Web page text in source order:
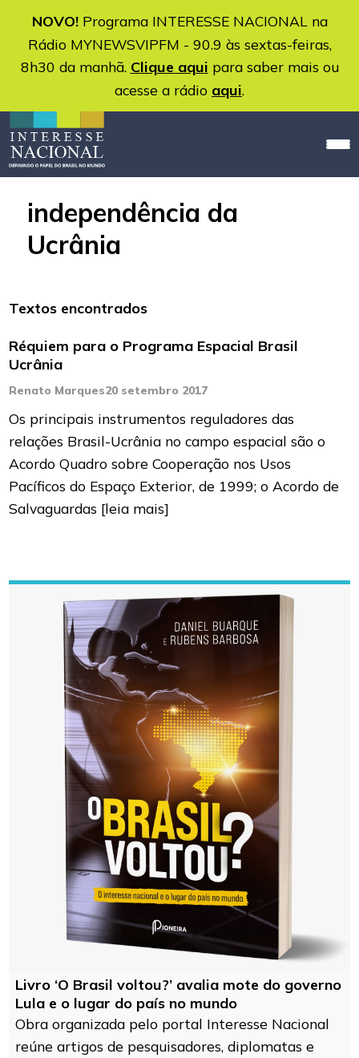
NOVO!Programa INTERESSE NACIONAL na
Rádio MYNEWSVIPFM - 90.9 às sextas-feiras,
8h30 da manhã. Clique aqui para saber mais ou
acesse a rádio aqui.
independência da
Ucrânia
Textos encontrados
Réquiem para o Programa Espacial Brasil
Ucrânia
Renato Marques20 setembro 2017
Os principais instrumentos reguladores das
relações Brasil-Ucrânia no campo espacial são o
Acordo Quadro sobre Cooperação nos Usos
Pacíficos do Espaço Exterior, de 1999; o Acordo de
Salvaguardas [leia mais]
Livro ‘O Brasil voltou?’ avalia mote do governo
Lula e o lugar do país no mundo
Obra organizada pelo portal Interesse Nacional
reúne artigos de pesquisadores, diplomatas e